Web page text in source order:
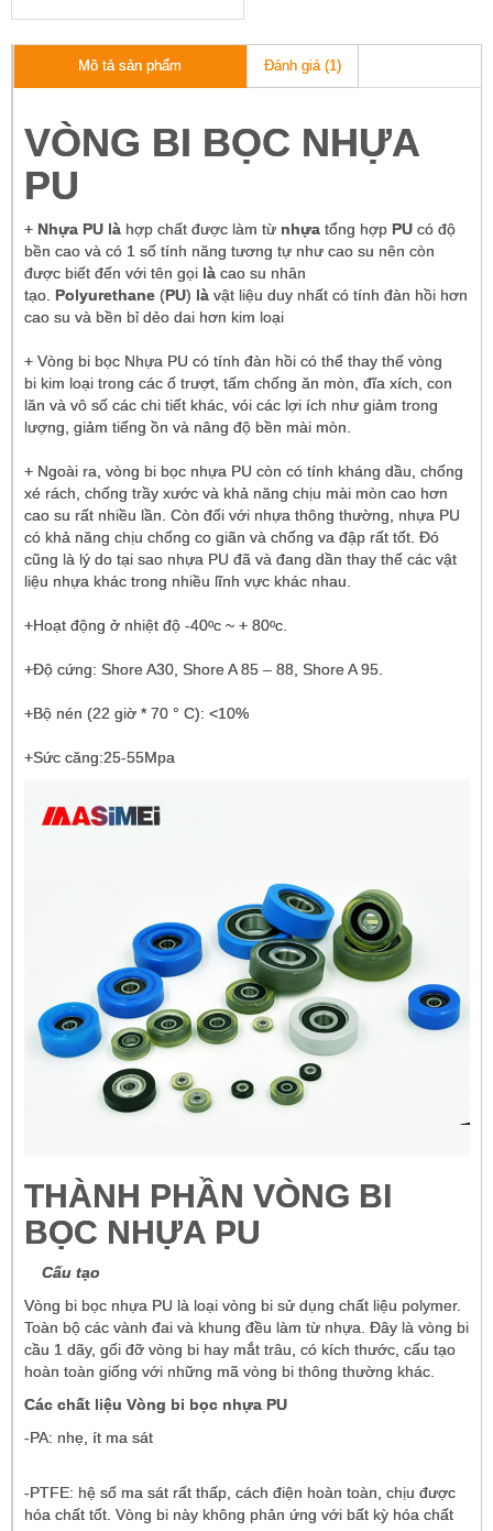
Mô tả sản phẩm Đánh giá (1)
VÒNG BI BỌC NHỰA
PU
+ Nhựa PU là hợp chất được làm từ nhựa tổng hợp PU có độ
bền cao và có 1 số tính năng tương tự như cao su nên còn
được biết đến với tên gọi là cao su nhân
tạo. Polyurethane (PU) là vật liệu duy nhất có tính đàn hồi hơn
cao su và bền bỉ dẻo dai hơn kim loại
+ Vòng bi bọc Nhựa PU có tính đàn hồi có thể thay thế vòng
bi kim loại trong các ố trượt, tấm chống ăn mòn, đĩa xích, con
lăn và vô số các chi tiết khác, vói các lợi ích như giảm trong
lượng, giảm tiếng ồn và nâng độ bền mài mòn.
+ Ngoài ra, vòng bi bọc nhựa PU còn có tính kháng dầu, chống
xé rách, chống trầy xước và khả năng chịu mài mòn cao hơn
cao su rất nhiều lần. Còn đối với nhựa thông thường, nhựa PU
có khả năng chịu chống co giãn và chống va đập rất tốt. Đó
cũng là lý do tại sao nhựa PU đã và đang dần thay thế các vật
liệu nhựa khác trong nhiều lĩnh vực khác nhau.
+Hoạt động ở nhiệt độ -40ᵒc ~ + 80ᵒc.
+Độ cứng: Shore A30, Shore A 85 – 88, Shore A 95.
+Bộ nén (22 giờ * 70 ° C): <10%
+Sức căng:25-55Mpa
THÀNH PHẦN VÒNG BI
BỌC NHỰA PU
Cấu tạo
Vòng bi bọc nhựa PU là loại vòng bi sử dụng chất liệu polymer.
Toàn bộ các vành đai và khung đều làm từ nhựa. Đây là vòng bi
cầu 1 dãy, gối đỡ vòng bi hay mắt trâu, có kích thước, cấu tạo
hoàn toàn giống với những mã vòng bi thông thường khác.
Các chất liệu Vòng bi bọc nhựa PU
-PA: nhẹ, ít ma sát
-PTFE: hệ số ma sát rất thấp, cách điện hoàn toàn, chịu được
hóa chất tốt. Vòng bi này không phản ứng với bất kỳ hóa chất